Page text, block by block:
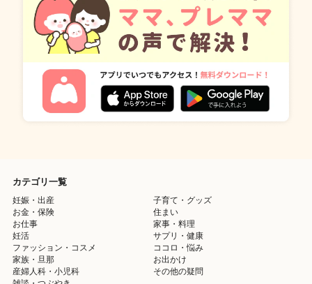
カテゴリ一覧
妊娠・出産
子育て・グッズ
お金・保険
住まい
お仕事
家事・料理
妊活
サプリ・健康
ファッション・コスメ
ココロ・悩み
家族・旦那
お出かけ
産婦人科・小児科
その他の疑問